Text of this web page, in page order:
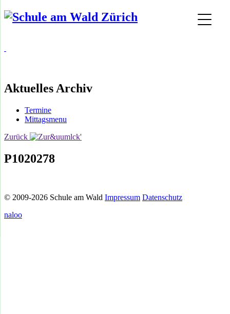
Aktuelles Archiv
Termine
Mittagsmenu
Zurück
P1020278
© 2009-2026 Schule am Wald Impressum Datenschutz
naloo